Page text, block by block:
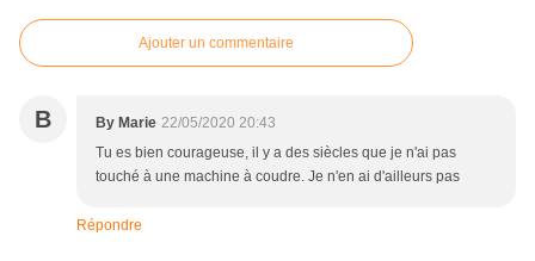
Ajouter un commentaire
B By Marie 22/05/2020 20:43
Tu es bien courageuse, il y a des siècles que je n'ai pas
touché à une machine à coudre. Je n'en ai d'ailleurs pas
Répondre